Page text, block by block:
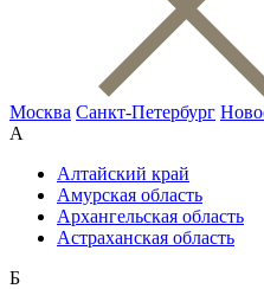
Москва Санкт-Петербург
А
Алтайский край
Амурская область
Архангельская область
Астраханская область
Б